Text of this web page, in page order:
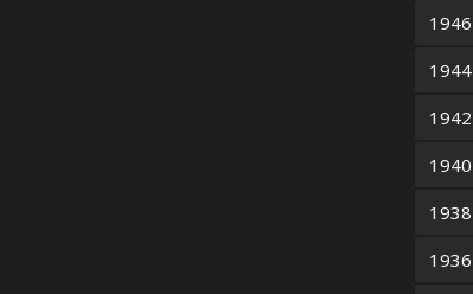
1946
1944
1942
1940
1938
1936